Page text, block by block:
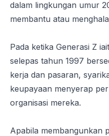
dalam lingkungan umur
membantu atau
Pada ketika Generasi Z
selepas tahun 1997
kerja dan pasaran,
keupayaan menyerap
organisasi mereka.
Apabila membangunkan